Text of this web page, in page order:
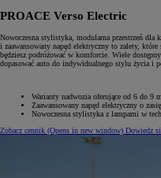
PROACE Verso Electric
Nowoczesna stylistyka, modularna przestrzeń dla
i zaawansowany napęd elektryczny to zalety,
będziesz podróżować w komforcie. Wiele
dopasować auto do indywidualnego stylu życia i
Warianty nadwozia oferujące od 6 do 9
Zaawansowany napęd elektryczny o
Nowoczesna stylistyka z lampami w
Zobacz cennik (Opens in new window) Dowiedz